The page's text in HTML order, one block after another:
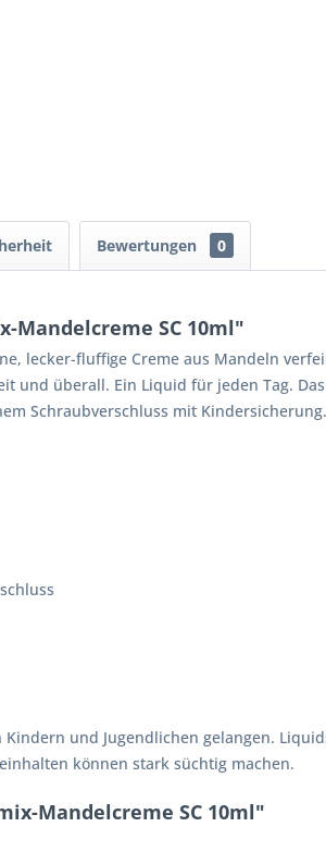
Bewertungen 0
SC 10ml"
lecker-fluffige Creme aus Mandeln
und überall. Ein Liquid für jeden Tag.
Schraubverschluss mit Kindersicherung.
Kindern und Jugendlichen gelangen.
können stark süchtig machen.
Mandelcreme SC 10ml"